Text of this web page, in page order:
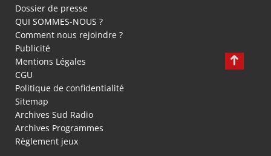
Dossier de presse
QUI SOMMES-NOUS ?
Comment nous rejoindre ?
Publicité
Mentions Légales
CGU
Politique de confidentialité
Sitemap
Archives Sud Radio
Archives Programmes
Règlement jeux